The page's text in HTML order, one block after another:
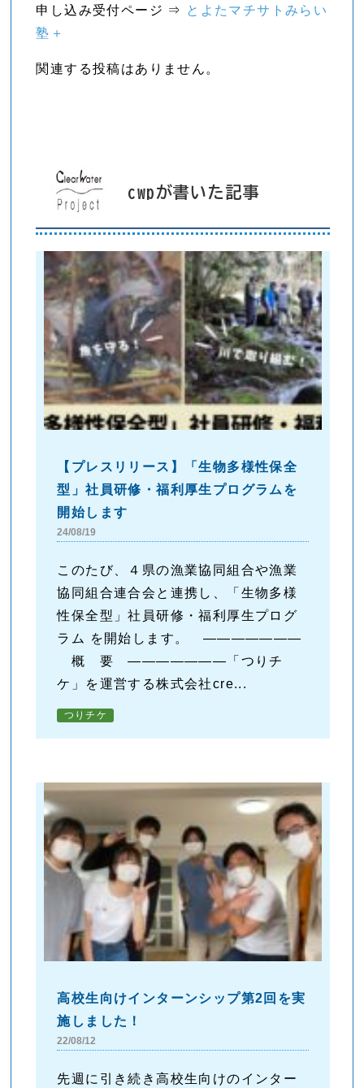
申し込み受付ページ ⇒ とよたマチサトみらい
塾＋
関連する投稿はありません。
cwpが書いた記事
【プレスリリース】「生物多様性保全
型」社員研修・福利厚生プログラムを
開始します
24/08/19
このたび、４県の漁業協同組合や漁業
協同組合連合会と連携し、「生物多様
性保全型」社員研修・福利厚生プログ
ラム を開始します。 ―――――――
概 要 ―――――――「つりチ
ケ」を運営する株式会社cre...
つりチケ
高校生向けインターンシップ第2回を実
施しました！
22/08/12
先週に引き続き高校生向けのインター